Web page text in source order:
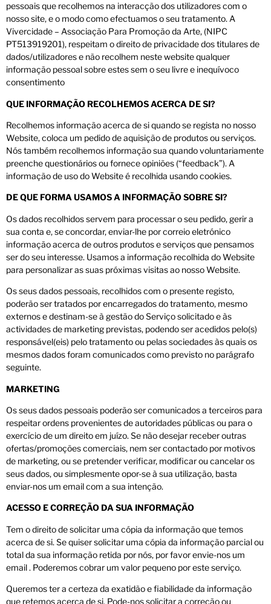
pessoais que recolhemos na interacção dos utilizadores com o
nosso site, e o modo como efectuamos o seu tratamento. A
Vivercidade – Associação Para Promoção da Arte, (NIPC
PT513919201), respeitam o direito de privacidade dos titulares de
dados/utilizadores e não recolhem neste website qualquer
informação pessoal sobre estes sem o seu livre e inequívoco
consentimento
QUE INFORMAÇÃO RECOLHEMOS ACERCA DE SI?
Recolhemos informação acerca de si quando se regista no nosso
Website, coloca um pedido de aquisição de produtos ou serviços.
Nós também recolhemos informação sua quando voluntariamente
preenche questionários ou fornece opiniões (“feedback”). A
informação de uso do Website é recolhida usando cookies.
DE QUE FORMA USAMOS A INFORMAÇÃO SOBRE SI?
Os dados recolhidos servem para processar o seu pedido, gerir a
sua conta e, se concordar, enviar-lhe por correio eletrónico
informação acerca de outros produtos e serviços que pensamos
ser do seu interesse. Usamos a informação recolhida do Website
para personalizar as suas próximas visitas ao nosso Website.
Os seus dados pessoais, recolhidos com o presente registo,
poderão ser tratados por encarregados do tratamento, mesmo
externos e destinam-se à gestão do Serviço solicitado e às
actividades de marketing previstas, podendo ser acedidos pelo(s)
responsável(eis) pelo tratamento ou pelas sociedades às quais os
mesmos dados foram comunicados como previsto no parágrafo
seguinte.
MARKETING
Os seus dados pessoais poderão ser comunicados a terceiros para
respeitar ordens provenientes de autoridades públicas ou para o
exercício de um direito em juízo. Se não desejar receber outras
ofertas/promoções comerciais, nem ser contactado por motivos
de marketing, ou se pretender verificar, modificar ou cancelar os
seus dados, ou simplesmente opor-se à sua utilização, basta
enviar-nos um email com a sua intenção.
ACESSO E CORREÇÃO DA SUA INFORMAÇÃO
Tem o direito de solicitar uma cópia da informação que temos
acerca de si. Se quiser solicitar uma cópia da informação parcial ou
total da sua informação retida por nós, por favor envie-nos um
email . Poderemos cobrar um valor pequeno por este serviço.
Queremos ter a certeza da exatidão e fiabilidade da informação
que retemos acerca de si. Pode-nos solicitar a correção ou